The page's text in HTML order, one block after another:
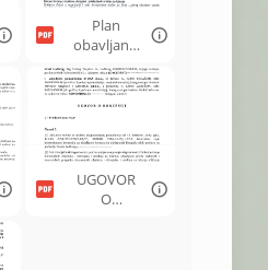
Plan
obavljanja
dimnjačars
kih usluga
2025.pdf
UGOVOR
O